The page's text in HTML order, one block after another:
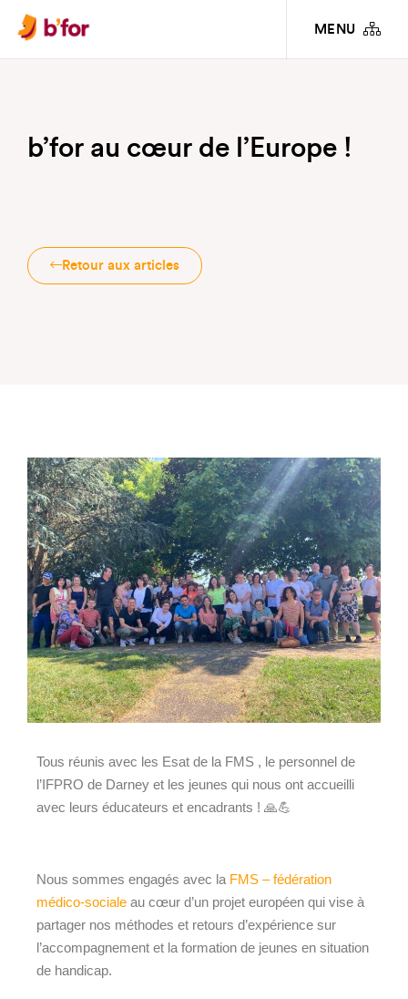
MENU
INFOS PRATIQUES & ARTICLES
b’for au cœur de l’Europe !
Retour aux articles
Tous réunis avec les Esat de la FMS , le personnel de
l’IFPRO de Darney et les jeunes qui nous ont accueilli
avec leurs éducateurs et encadrants ! 🙏💪
Nous sommes engagés avec la FMS – fédération
médico-sociale au cœur d’un projet européen qui vise à
partager nos méthodes et retours d’expérience sur
l’accompagnement et la formation de jeunes en situation
de handicap.